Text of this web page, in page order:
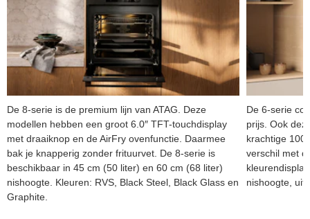
De 8-serie is de premium lijn van ATAG. Deze
modellen hebben een groot 6.0″ TFT-touchdisplay
met draaiknop en de AirFry ovenfunctie. Daarmee
bak je knapperig zonder frituurvet. De 8-serie is
beschikbaar in 45 cm (50 liter) en 60 cm (68 liter)
nishoogte. Kleuren: RVS, Black Steel, Black Glass en
Graphite.
De 6-serie
prijs. Ook
krachtige
verschil met
nishoogte,